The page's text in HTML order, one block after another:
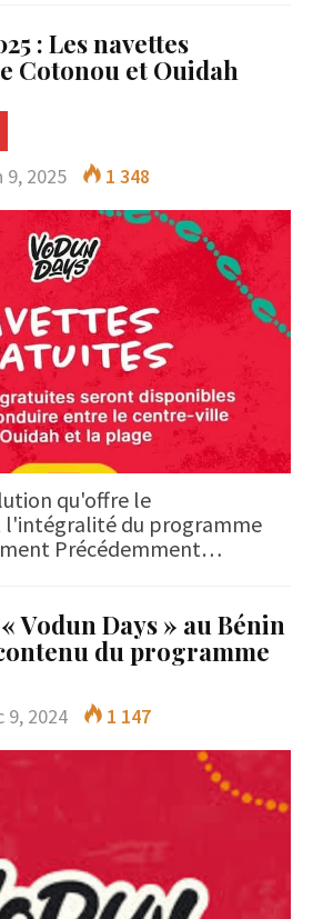
: Les navettes
Cotonou et Ouidah
9, 2025
1 348
qu'offre le
l'intégralité du programme
Précédemment…
Vodun Days » au Bénin
du programme
9, 2024
1 147